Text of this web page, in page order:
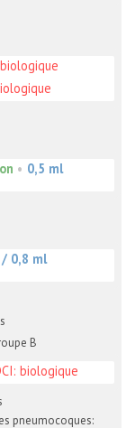
• 0,5 ml
0,8 ml
B
biologique
pneumocoques: